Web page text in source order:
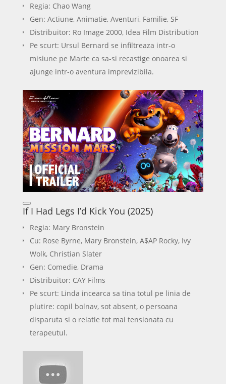
Regia: Chao Wang
Gen: Actiune, Animatie, Aventuri, Familie, SF
Distribuitor: Ro Image 2000, Idea Film Distribution
Pe scurt: Ursul Bernard se infiltreaza intr-o
misiune pe Marte ca sa-si recastige onoarea si
ajunge intr-o aventura imprevizibila.
If I Had Legs I’d Kick You (2025)
Regia: Mary Bronstein
Cu: Rose Byrne, Mary Bronstein, A$AP Rocky, Ivy
Wolk, Christian Slater
Gen: Comedie, Drama
Distribuitor: CAY Films
Pe scurt: Linda incearca sa tina totul pe linia de
plutire: copil bolnav, sot absent, o persoana
disparuta si o relatie tot mai tensionata cu
terapeutul.